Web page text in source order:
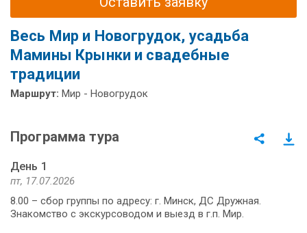
Весь Мир и Новогрудок, усадьба
Мамины Крынки и свадебные
традиции
Маршрут: Мир - Новогрудок
Программа тура
День 1
пт, 17.07.2026
8.00 – сбор группы по адресу: г. Минск, ДС Дружная.
Знакомство с экскурсоводом и выезд в г.п. Мир.